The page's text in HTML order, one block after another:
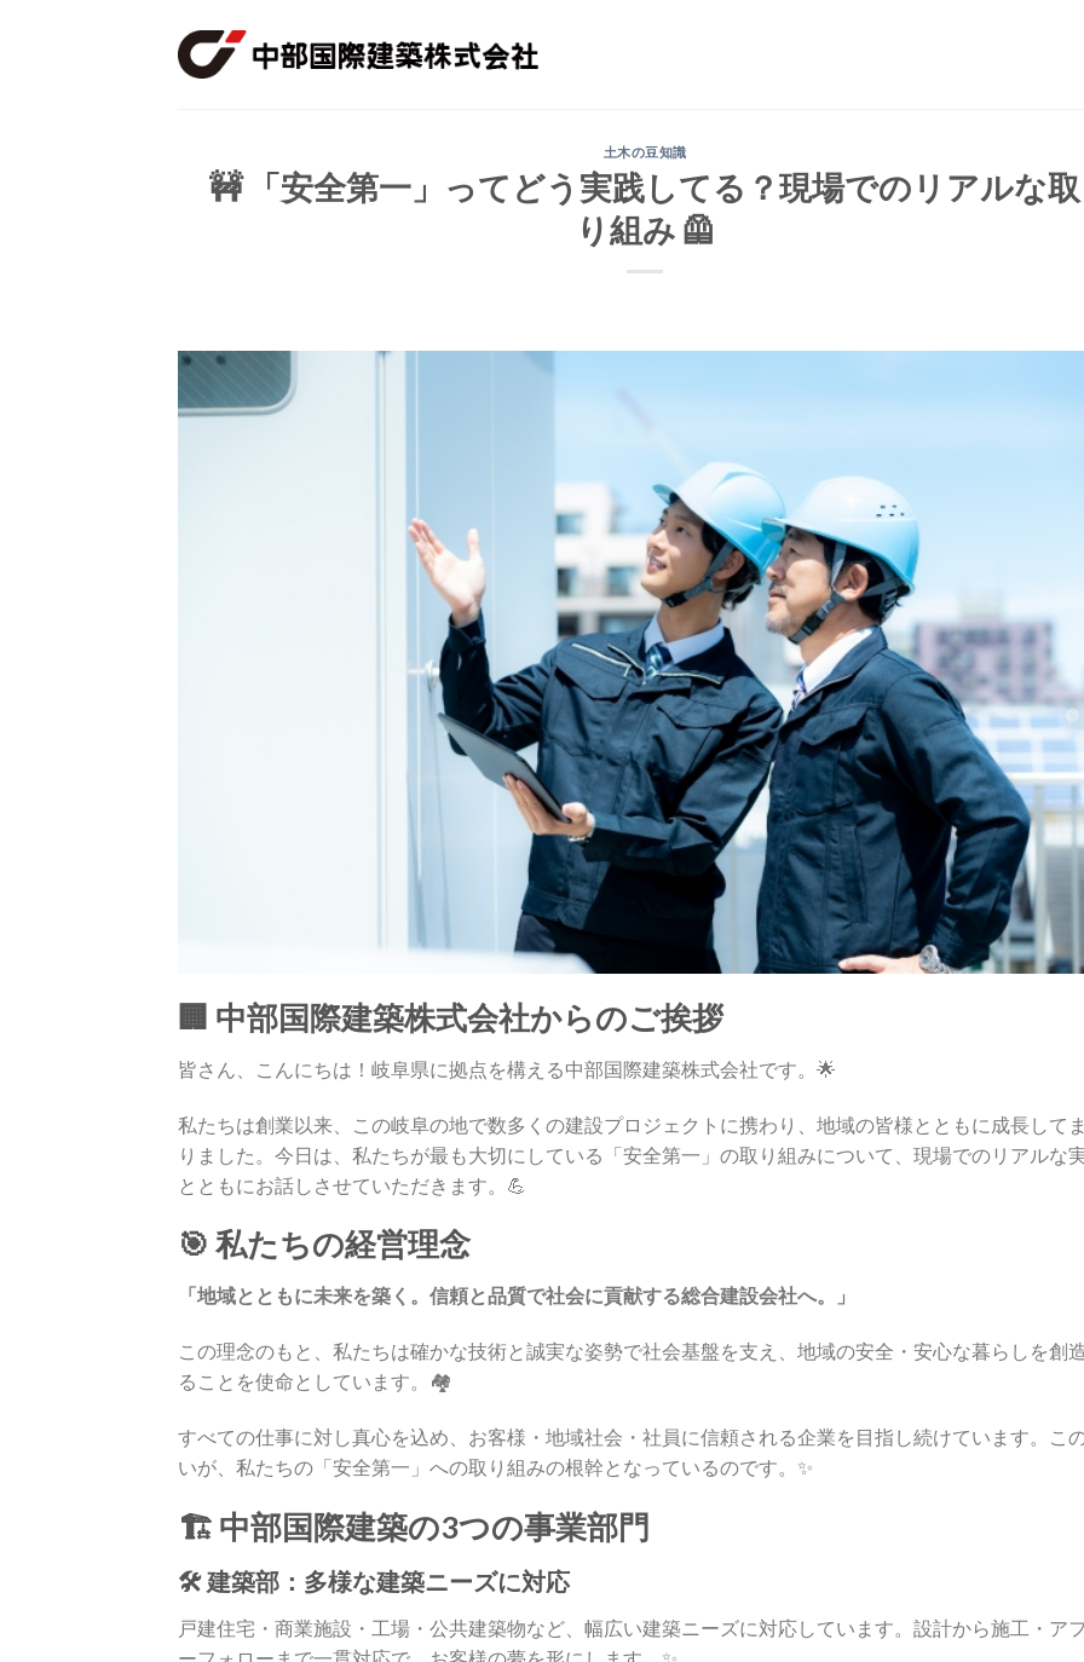
土木の豆知識
🚧 「安全第一」ってどう実践してる？現場でのリアルな取
り組み 🦺
🏢 中部国際建築株式会社からのご挨拶
皆さん、こんにちは！岐阜県に拠点を構える中部国際建築株式会社です。🌟
私たちは創業以来、この岐阜の地で数多くの建設プロジェクトに携わり、地域の皆様とともに成長して
りました。今日は、私たちが最も大切にしている「安全第一」の取り組みについて、現場でのリアルな
とともにお話しさせていただきます。💪
🎯 私たちの経営理念
「地域とともに未来を築く。信頼と品質で社会に貢献する総合建設会社へ。」
この理念のもと、私たちは確かな技術と誠実な姿勢で社会基盤を支え、地域の安全・安心な暮らしを創
ることを使命としています。🏘️
すべての仕事に対し真心を込め、お客様・地域社会・社員に信頼される企業を目指し続けています。こ
いが、私たちの「安全第一」への取り組みの根幹となっているのです。✨
🏗️ 中部国際建築の3つの事業部門
🛠️建築部 ：多様な建築ニーズに対応
戸建住宅・商業施設・工場・公共建築物など、幅広い建築ニーズに対応しています。設計から施工・ア